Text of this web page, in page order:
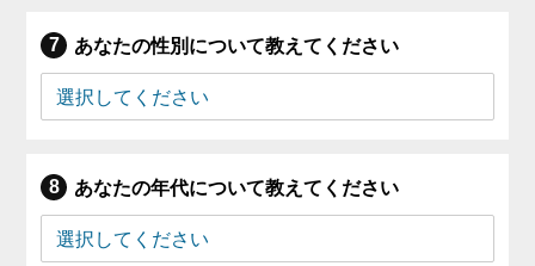
あなたの性別について教えてください
あなたの年代について教えてください